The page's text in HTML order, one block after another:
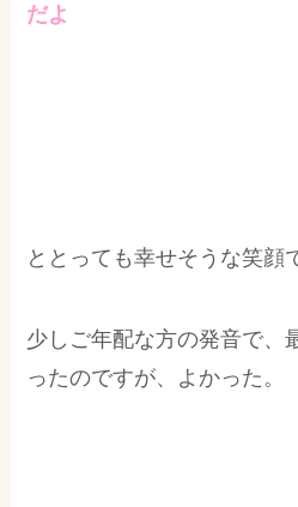
だよ
ととっても幸せそうな笑顔
少しご年配な方の発音で、
ったのですが、よかった。